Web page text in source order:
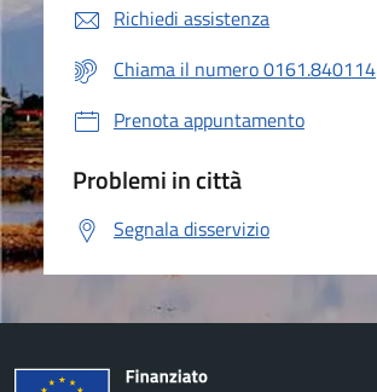
Richiedi assistenza
Chiama il numero 0161.840114
Prenota appuntamento
Problemi in città
Segnala disservizio